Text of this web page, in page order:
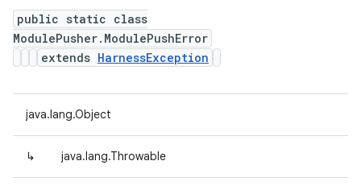
public static class
ModulePusher.ModulePushError
extends HarnessException
java.lang.Object
↳ java.lang.Throwable